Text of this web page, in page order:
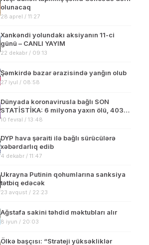
olunacaq
28 aprel / 11:27
Xankəndi yolundakı aksiyanın 11-ci
günü – CANLI YAYIM
22 dekabr / 09:13
Şəmkirdə bazar ərazisində yanğın olub
27 iyul / 08:58
Dünyada koronavirusla bağlı SON
STATİSTİKA: 6 milyona yaxın ölü, 403
milyon insan isə…
10 fevral / 13:48
DYP hava şəraiti ilə bağlı sürücülərə
xəbərdarlıq edib
4 dekabr / 11:47
Ukrayna Putinin qohumlarına sanksiya
tətbiq edəcək
23 avqust / 22:23
Ağstafa sakini təhdid məktubları alır
8 iyun / 20:03
Ölkə başçısı: “Strateji yüksəkliklər